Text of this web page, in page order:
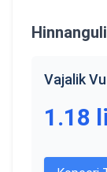
Vajalik
1.18